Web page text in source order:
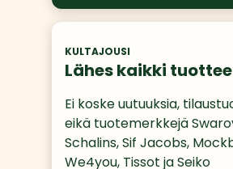
KULTAJOUSI
Lähes kaikki
Ei koske uutuuksia,
eikä tuotemerkkejä
Schalins, Sif Jacobs,
We4you, Tissot ja Seiko